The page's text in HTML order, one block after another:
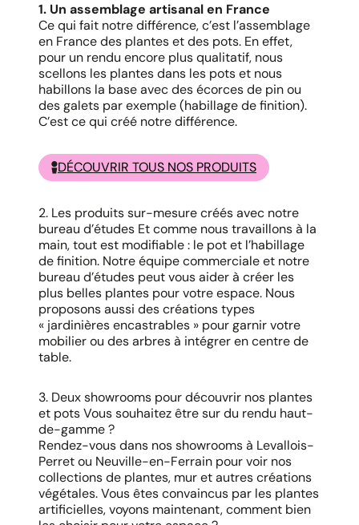
1. Un assemblage artisanal en France
Ce qui fait notre différence, c’est l’assemblage
en France des plantes et des pots. En effet,
pour un rendu encore plus qualitatif, nous
scellons les plantes dans les pots et nous
habillons la base avec des écorces de pin ou
des galets par exemple (habillage de finition).
C’est ce qui créé notre différence. ​
DÉCOUVRIR TOUS NOS PRODUITS
2. Les produits sur-mesure créés avec notre
bureau d’études Et comme nous travaillons à la
main, tout est modifiable : le pot et l’habillage
de finition. Notre équipe commerciale et notre
bureau d’études peut vous aider à créer les
plus belles plantes pour votre espace. Nous
proposons aussi des créations types
« jardinières encastrables » pour garnir votre
mobilier ou des arbres à intégrer en centre de
table.
3. Deux showrooms pour découvrir nos plantes
et pots Vous souhaitez être sur du rendu haut-
de-gamme ?
Rendez-vous dans nos showrooms à Levallois-
Perret ou Neuville-en-Ferrain pour voir nos
collections de plantes, mur et autres créations
végétales. Vous êtes convaincus par les plantes
artificielles, voyons maintenant, comment bien